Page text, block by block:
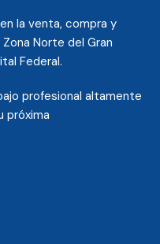
la venta, compra y
Norte del Gran
Federal.
profesional altamente
próxima